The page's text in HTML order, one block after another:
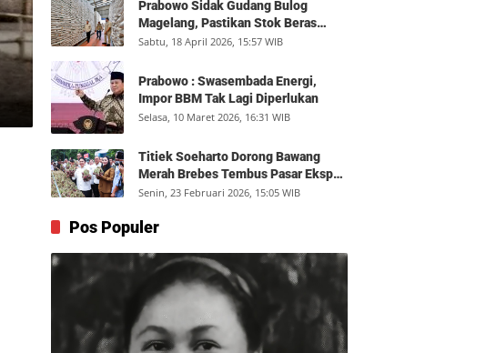
Prabowo Sidak Gudang Bulog
Magelang, Pastikan Stok Beras
Aman dan Distribusi Lancar
Sabtu, 18 April 2026, 15:57 WIB
Prabowo : Swasembada Energi,
Impor BBM Tak Lagi Diperlukan
Selasa, 10 Maret 2026, 16:31 WIB
Titiek Soeharto Dorong Bawang
Merah Brebes Tembus Pasar Ekspor,
Petani Bisa Untung Rp350 Juta per
Senin, 23 Februari 2026, 15:05 WIB
Pos Populer